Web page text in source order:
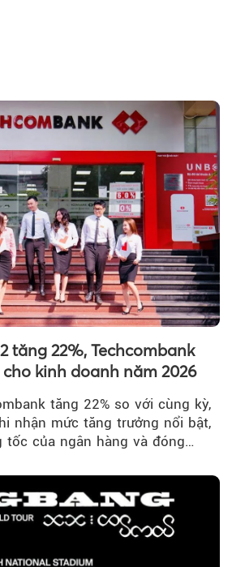
Theo
tăng 22%, Techcombank
kinh doanh năm 2026
tăng 22% so với cùng kỳ,
nhận mức tăng trưởng nổi bật,
tốc của ngân hàng và đóng